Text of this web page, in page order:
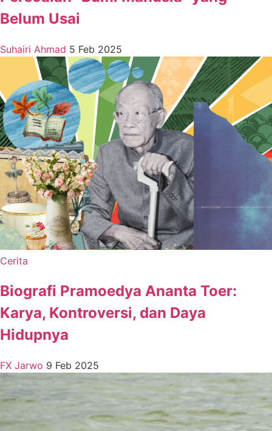
Belum Usai
Suhairi Ahmad 5 Feb 2025
Cerita
Biografi Pramoedya Ananta Toer:
Karya, Kontroversi, dan Daya
Hidupnya
FX Jarwo 9 Feb 2025